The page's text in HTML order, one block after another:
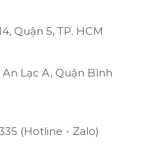
Quận 5, TP. HCM
Lạc A, Quận Bình
(Hotline - Zalo)